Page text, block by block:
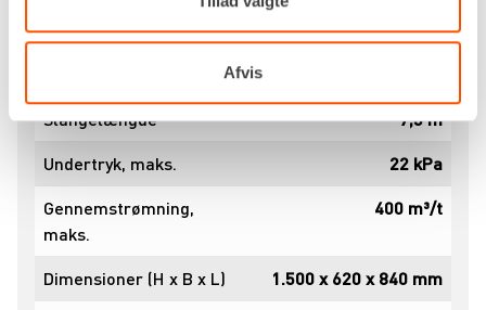
Afvis
Drivkraft
230v
Slangelængde
7,5 m
Undertryk, maks.
22 kPa
Gennemstrømning,
maks.
400 m³/t
Dimensioner (H x B x L)
1.500 x 620 x 840 mm